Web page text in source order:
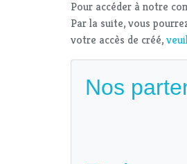
Pour accéder à notre
Par la suite, vous
votre accès de créé,
Nos